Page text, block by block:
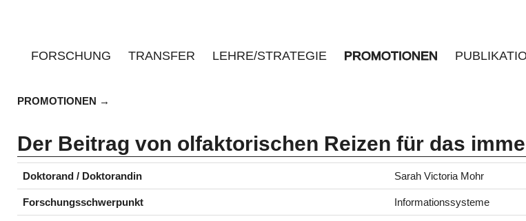
FORSCHUNG TRANSFER LEHRE/STRATEGIE PROMOTIONEN
PROMOTIONEN
Der Beitrag von olfaktorischen Reizen für das
Doktorand / Doktorandin Sarah Victoria Mohr
Forschungsschwerpunkt Informationssysteme